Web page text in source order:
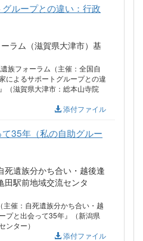
ループとの違い：行政
ラム（滋賀県大津市）基
族フォーラム（主催：全国自
によるサポートグループとの違
（滋賀県大津市：総本山寺院
添付ファイル
35年（私の自助グルー
死遺族分かち合い・越後逢
田駅前地域交流センタ
催：自死遺族分かち合い・越
プと出会って35年』（新潟県
ンター）
添付ファイル